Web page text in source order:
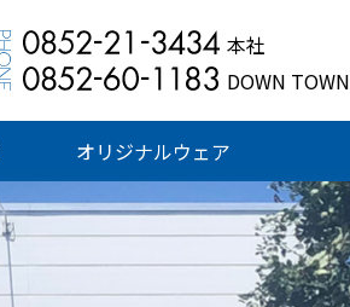
本社
DOWN TOWN
オリジナルウェア